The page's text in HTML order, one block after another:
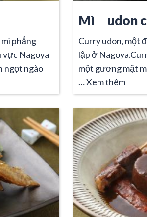
phẳng
Nagoya
ngọt ngào
Mì udon
Curry udon, một
lập ở
một gương mặt
…Xem thêm